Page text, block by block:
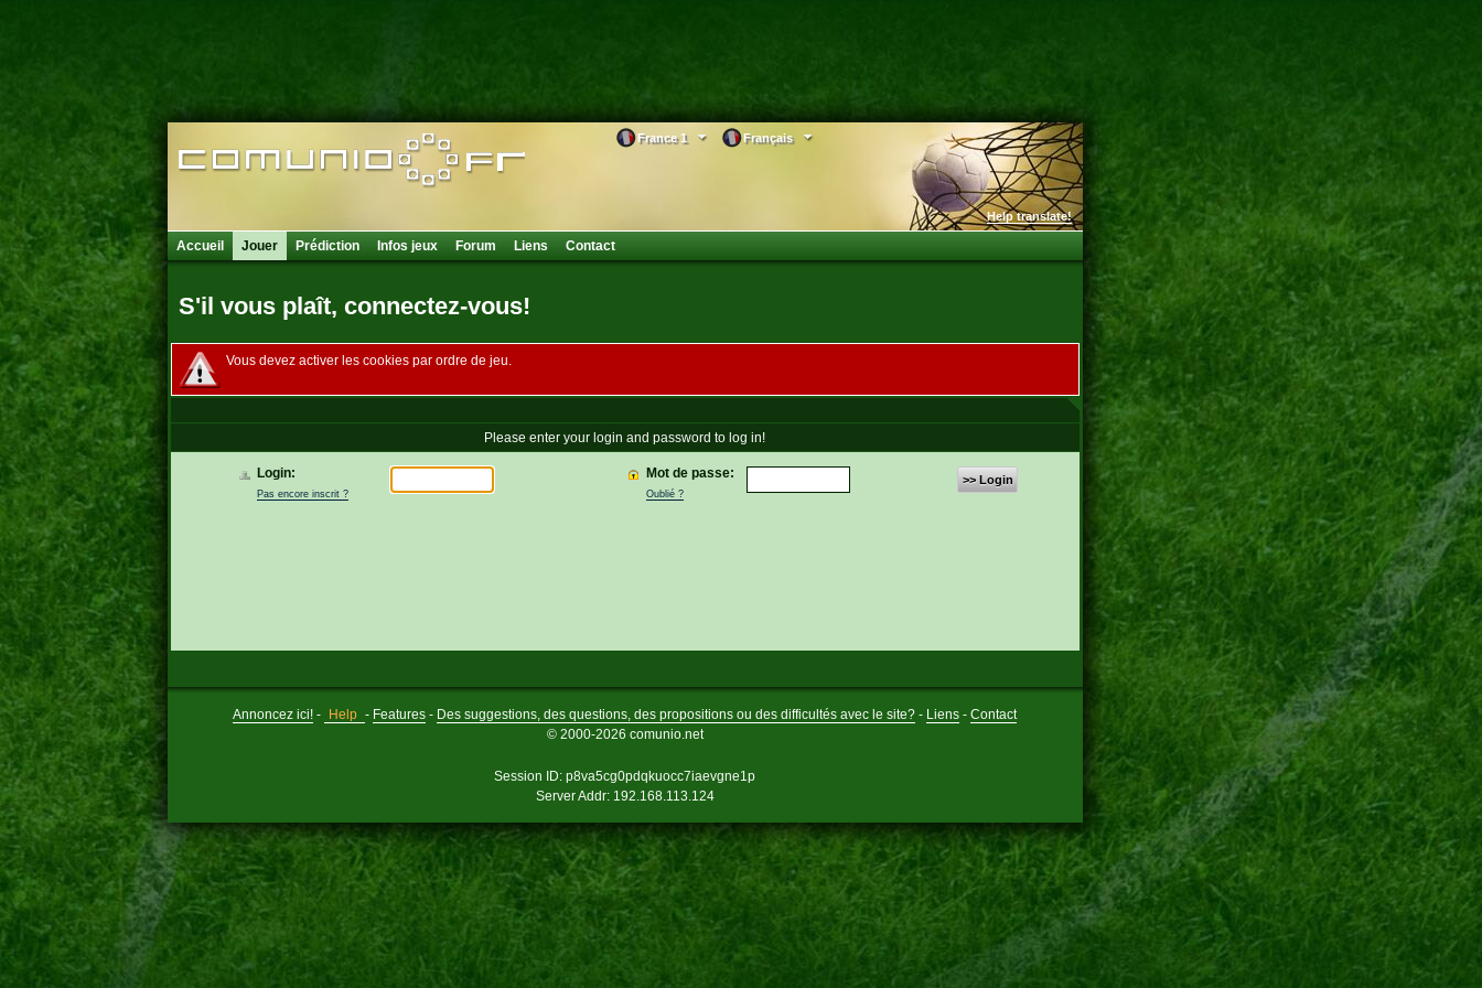
Français
France 1
Help translate!
Accueil Jouer Prédiction Infos jeux Forum Liens Contact
S'il vous plaît, connectez-vous!
Vous devez activer les cookies par ordre de jeu.
Please enter your login and password to log in!
Login:
Pas encore inscrit ?
Mot de passe:
Oublié ?
>> Login
Annoncez ici! - Help - Features- Des suggestions, des questions, des propositions ou des difficultés avec le site?- Liens- Contact
© 2000-2026 comunio.net
Session ID: p8va5cg0pdqkuocc7iaevgne1p
Server Addr: 192.168.113.124